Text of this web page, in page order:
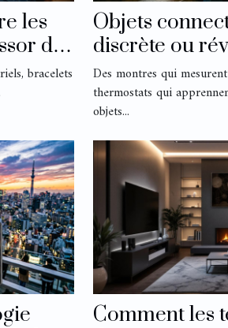
les
des
bracelets
Objets
discrète ou
silencieuse
?
Des montres qui
thermostats qui
objets...
Comment les